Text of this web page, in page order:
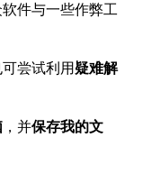
件与一些作弊工
可尝试利用 疑难解
，并保存我的文